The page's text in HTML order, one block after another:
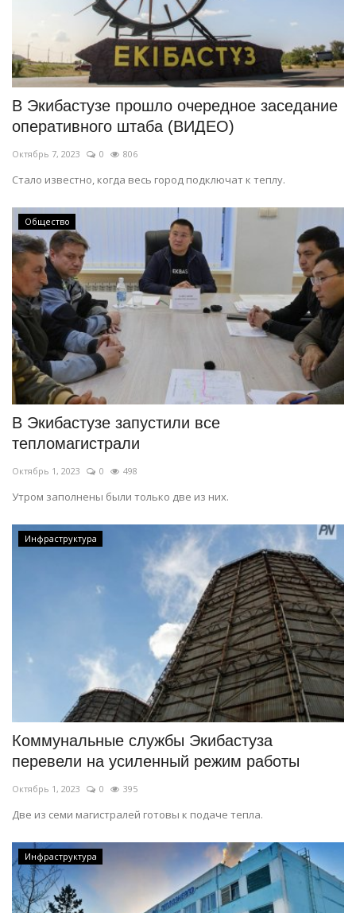
В Экибастузе прошло очередное заседание
оперативного штаба (ВИДЕО)
Октябрь 7, 2023 0 806
Стало известно, когда весь город подключат к теплу.
Общество
В Экибастузе запустили все
тепломагистрали
Октябрь 1, 2023 0 498
Утром заполнены были только две из них.
Инфраструктура
Коммунальные службы Экибастуза
перевели на усиленный режим работы
Октябрь 1, 2023 0 395
Две из семи магистралей готовы к подаче тепла.
Инфраструктура